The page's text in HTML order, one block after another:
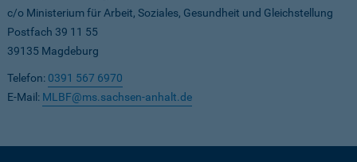
c/o Ministerium für Arbeit, Soziales, Gesundheit und Gleichstellung
Postfach 39 11 55
39135 Magdeburg
Telefon: 0391 567 6970
E-Mail: MLBF@ms.sachsen-anhalt.de